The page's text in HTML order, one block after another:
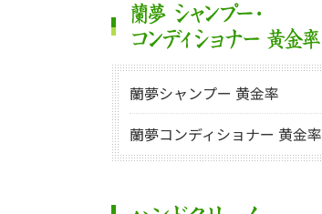
蘭夢シャンプー 黄金率
蘭夢コンディショナー 黄金率